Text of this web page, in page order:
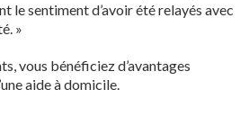
le sentiment d’avoir été relayés avec
»
vous bénéficiez d’avantages
aide à domicile.